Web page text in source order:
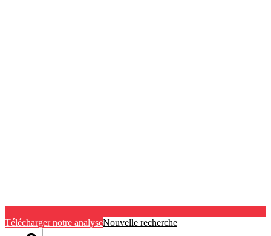
Télécharger notre analyseNouvelle recherche